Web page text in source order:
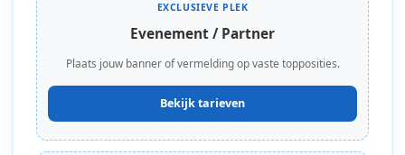
EXCLUSIEVE PLEK
Evenement / Partner
Plaats jouw banner of vermelding op vaste topposities.
Bekijk tarieven